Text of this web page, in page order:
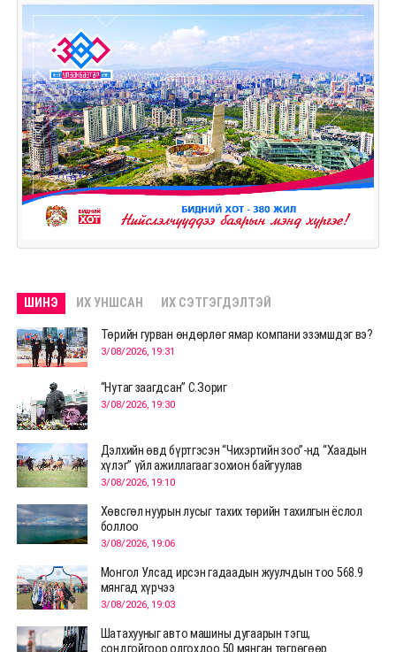
ШИНЭ ИХ УНШСАН ИХ СЭТГЭГДЭЛТЭЙ
Төрийн гурван өндөрлөг ямар компани эзэмшдэг вэ?
3/08/2026, 19:31
“Нутаг заагдсан” С.Зориг
3/08/2026, 19:30
Дэлхийн өвд бүртгэсэн “Чихэртийн зоо”-нд “Хаадын
хүлэг” үйл ажиллагааг зохион байгуулав
3/08/2026, 19:10
Хөвсгөл нуурын лусыг тахих төрийн тахилгын ёслол
боллоо
3/08/2026, 19:06
Монгол Улсад ирсэн гадаадын жуулчдын тоо 568.9
мянгад хүрчээ
3/08/2026, 19:03
Шатахууныг авто машины дугаарын тэгш,
сондгойгоор олгохдоо 50 мянган төгрөгөөр